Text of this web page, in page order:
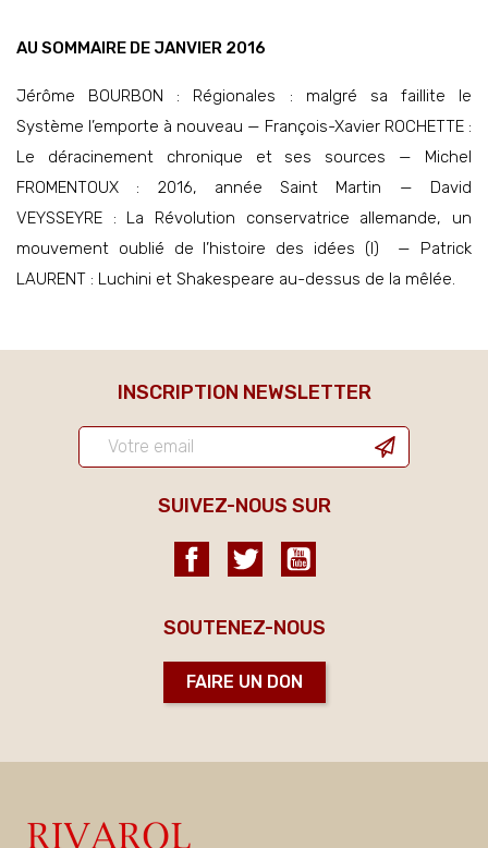
AU SOMMAIRE DE JANVIER 2016
Jérôme BOURBON : Régionales : malgré sa faillite le
Système l’emporte à nouveau — François-Xavier ROCHETTE :
Le déracinement chronique et ses sources — Michel
FROMENTOUX : 2016, année Saint Martin — David
VEYSSEYRE : La Révolution conservatrice allemande, un
mouvement oublié de l’histoire des idées (I) — Patrick
LAURENT : Luchini et Shakespeare au-dessus de la mêlée.
INSCRIPTION NEWSLETTER
SUIVEZ-NOUS SUR
FacebookTwitter
SOUTENEZ-NOUS
FAIRE UN DON